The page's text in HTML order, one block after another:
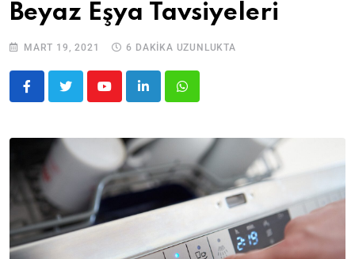
Beyaz Eşya Tavsiyeleri
MART 19, 2021 6 DAKIKA UZUNLUKTA